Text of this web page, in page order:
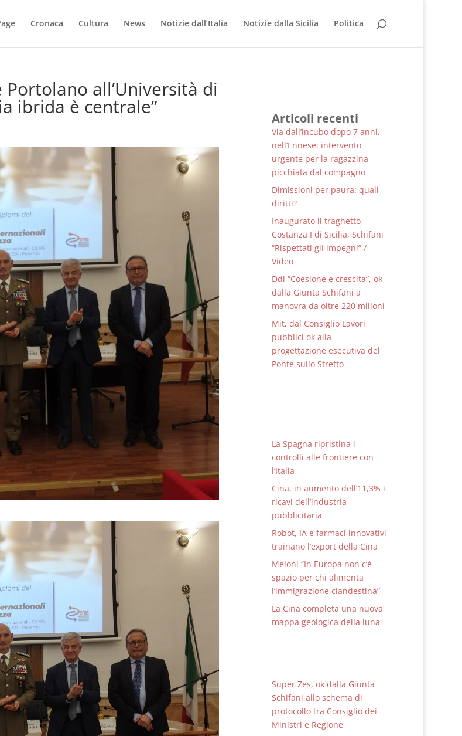
Cronaca Cultura News Notizie dall’Italia Notizie dalla Sicilia Politica
all’Università di
ibrida è centrale” Articoli recenti
Via dall’incubo dopo 7 anni,
nell’Ennese: intervento
urgente per la ragazzina
picchiata dal compagno
Dimissioni per paura: quali
diritti?
Inaugurato il traghetto
Costanza I di Sicilia, Schifani
“Rispettati gli impegni” /
Video
Ddl “Coesione e crescita”, ok
dalla Giunta Schifani a
manovra da oltre 220 milioni
Mit, dal Consiglio Lavori
pubblici ok alla
progettazione esecutiva del
Ponte sullo Stretto
La Spagna ripristina i
controlli alle frontiere con
l’Italia
Cina, in aumento dell’11,3% i
ricavi dell’industria
pubblicitaria
Robot, IA e farmaci innovativi
trainano l’export della Cina
Meloni “In Europa non c’è
spazio per chi alimenta
l’immigrazione clandestina”
La Cina completa una nuova
mappa geologica della luna
Super Zes, ok dalla Giunta
Schifani allo schema di
protocollo tra Consiglio dei
Ministri e Regione